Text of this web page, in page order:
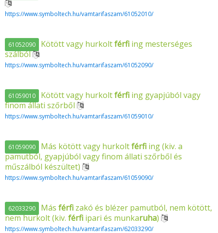
https://www.symboltech.hu/vamtarifaszam/61052010/
61052090 Kötött vagy hurkoltférfi ing mesterséges
szálból
https://www.symboltech.hu/vamtarifaszam/61052090/
61059010 Kötött vagy hurkoltférfi ing gyapjúból vagy
finom állati szőrből
https://www.symboltech.hu/vamtarifaszam/61059010/
61059090 Más kötött vagy hurkoltférfi ing (kiv. a
pamutból, gyapjúból vagy finom állati szőrből és
műszálból készültet)
https://www.symboltech.hu/vamtarifaszam/61059090/
62033290 Másférfi zakó és blézer pamutból, nem kötött,
nem hurkolt (kiv. férfi ipari és munkaruha)
https://www.symboltech.hu/vamtarifaszam/62033290/